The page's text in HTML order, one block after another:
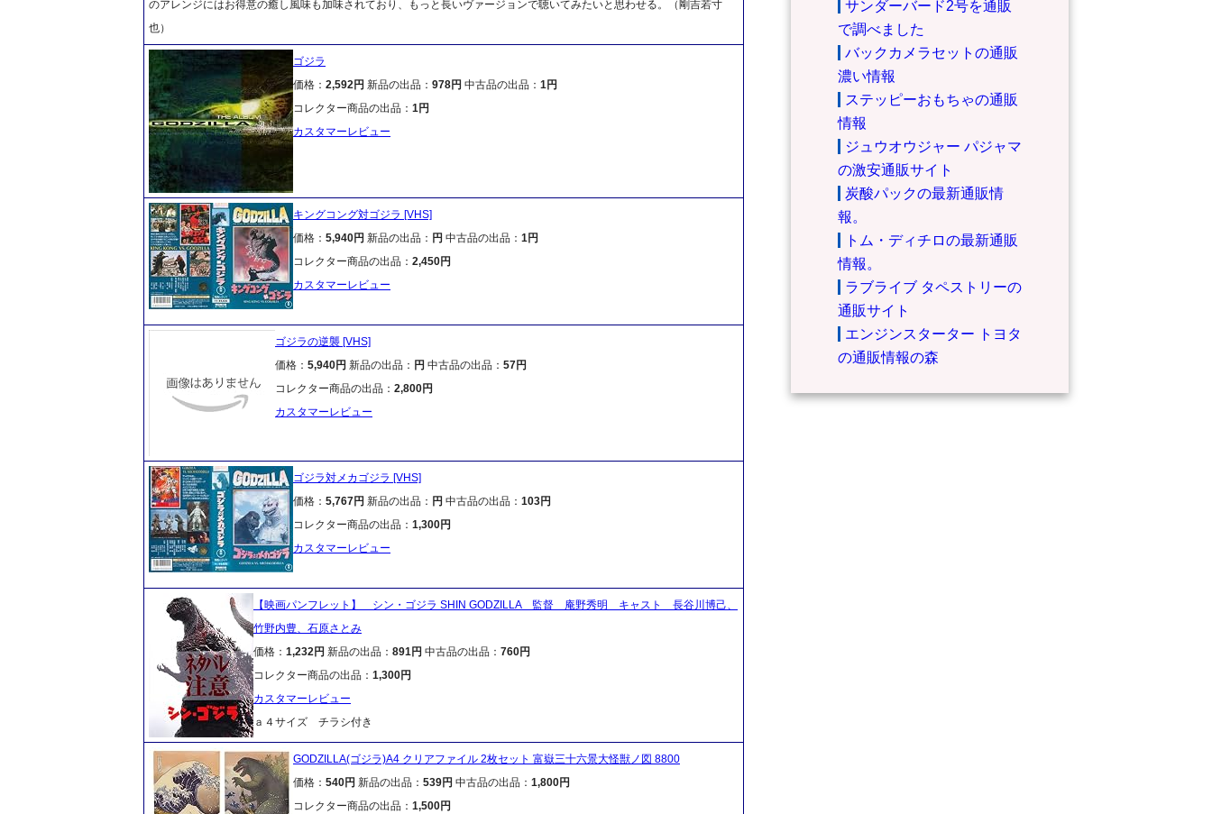
のアレンジにはお得意の癒し風味も加味されており、もっと長いヴァージョンで聴いてみたいと思わせる。（剛吉若寸
也）
ゴジラ
価格： 2,592円 新品の出品： 978円 中古品の出品： 1円
コレクター商品の出品： 1円
カスタマーレビュー
キングコング対ゴジラ [VHS]
価格： 5,940円 新品の出品： 円 中古品の出品： 1円
コレクター商品の出品： 2,450円
カスタマーレビュー
ゴジラの逆襲 [VHS]
価格： 5,940円 新品の出品： 円 中古品の出品： 57円
コレクター商品の出品： 2,800円
カスタマーレビュー
ゴジラ対メカゴジラ [VHS]
価格： 5,767円 新品の出品： 円 中古品の出品： 103円
コレクター商品の出品： 1,300円
カスタマーレビュー
【映画パンフレット】 シン・ゴジラ SHIN GODZILLA 監督 庵野秀明 キャスト 長谷川博己、
竹野内豊、石原さとみ
価格： 1,232円 新品の出品： 891円 中古品の出品： 760円
コレクター商品の出品： 1,300円
カスタマーレビュー
ａ４サイズ チラシ付き
GODZILLA(ゴジラ)A4 クリアファイル 2枚セット 富嶽三十六景大怪獣ノ図 8800
価格： 540円 新品の出品： 539円 中古品の出品： 1,800円
コレクター商品の出品： 1,500円
サンダーバード2号を通販
で調べました
バックカメラセットの通販
濃い情報
ステッピーおもちゃの通販
情報
ジュウオウジャー パジャマ
の激安通販サイト
炭酸パックの最新通販情
報。
トム・ディチロの最新通販
情報。
ラブライブ タペストリーの
通販サイト
エンジンスターター トヨタ
の通販情報の森